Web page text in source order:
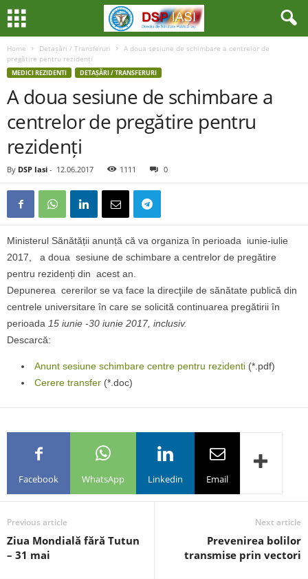
Home Detașări / Transferuri
A doua sesiune de schimbare a centrelor de
pregătire pentru rezidenți
MEDICI REZIDENTI DETAȘĂRI / TRANSFERURI
A doua sesiune de schimbare a
centrelor de pregătire pentru
rezidenți
By DSP Iasi - 12.06.2017 1111 0
Ministerul Sănătății anunță că va organiza în perioada iunie-iulie
2017, a doua sesiune de schimbare a centrelor de pregătire
pentru rezidenți din acest an.
Depunerea cererilor se va face la direcţiile de sănătate publică din
centrele universitare în care se solicită continuarea pregătirii în
perioada 15 iunie -30 iunie 2017, inclusiv.
Descarcă:
Anunt sesiune schimbare centre pentru rezidenti (*.pdf)
Cerere transfer (*.doc)
Facebook WhatsApp Linkedin Email
Previous article
Ziua Mondială fără Tutun
– 31 mai
Next article
Prevenirea bolilor
transmise prin vectori